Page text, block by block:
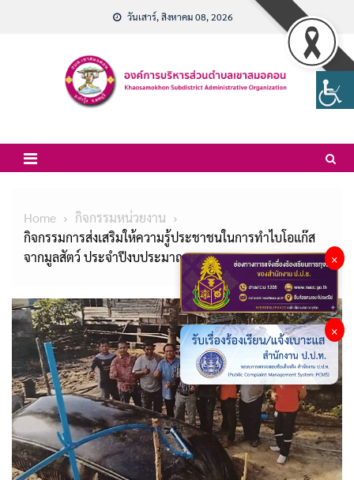
วันเสาร์, สิงหาคม 08, 2026
Home
กิจกรรมหน่วยงาน
กิจกรรมการส่งเสริมให้ความรู้ประชาชนในการทำไบโอแก๊ส
จากมูลสัตว์ ประจำปีงบประมาณ พ.ศ.2567
×
×